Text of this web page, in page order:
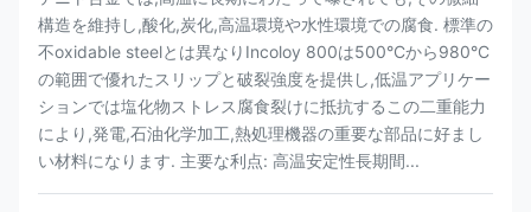
構造を維持し,酸化,炭化,高温環境や水性環境での腐食. 標準の
不oxidable steelとは異なりIncoloy 800は500°Cから980°C
の範囲で優れたスリップと破裂強度を提供し,低温アプリケー
ションでは塩化物ストレス腐食裂けに抵抗するこの二重能力
により,発電,石油化学加工,熱処理機器の重要な部品に好まし
い材料になります. 主要な利点: 高温安定性長期間...